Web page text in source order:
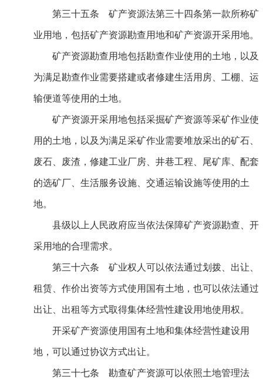
第三十五条 矿产资源法第三十四条第一款所称矿
业用地，包括矿产资源勘查用地和矿产资源开采用地。
矿产资源勘查用地包括勘查作业使用的土地，以及
为满足勘查作业需要搭建或者修建生活用房、工棚、运
输便道等使用的土地。
矿产资源开采用地包括采掘矿产资源等采矿作业使
用的土地，以及为满足采矿作业需要堆放采出的矿石、
废石、废渣，修建工业厂房、井巷工程、尾矿库、配套
的选矿厂、生活服务设施、交通运输设施等使用的土
地。
县级以上人民政府应当依法保障矿产资源勘查、开
采用地的合理需求。
第三十六条 矿业权人可以依法通过划拨、出让、
租赁、作价出资等方式使用国有土地，也可以依法通过
出让、出租等方式取得集体经营性建设用地使用权。
开采矿产资源使用国有土地和集体经营性建设用
地，可以通过协议方式出让。
第三十七条 勘查矿产资源可以依照土地管理法